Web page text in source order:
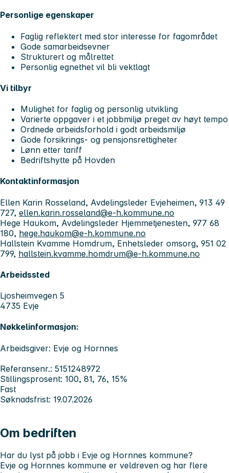
Personlige egenskaper
Faglig reflektert med stor interesse for fagområdet
Gode samarbeidsevner
Strukturert og målrettet
Personlig egnethet vil bli vektlagt
Vi tilbyr
Mulighet for faglig og personlig utvikling
Varierte oppgaver i et jobbmiljø preget av høyt tempo
Ordnede arbeidsforhold i godt arbeidsmiljø
Gode forsikrings- og pensjonsrettigheter
Lønn etter tariff
Bedriftshytte på Hovden
Kontaktinformasjon
Ellen Karin Rosseland, Avdelingsleder Evjeheimen, 913 49
727, ellen.karin.rosseland@e-h.kommune.no
Hege Haukom, Avdelingsleder Hjemmetjenesten, 977 68
180, hege.haukom@e-h.kommune.no
Hallstein Kvamme Homdrum, Enhetsleder omsorg, 951 02
799, hallstein.kvamme.homdrum@e-h.kommune.no
Arbeidssted
Ljosheimvegen 5
4735 Evje
Nøkkelinformasjon:
Arbeidsgiver: Evje og Hornnes
Referansenr.: 5151248972
Stillingsprosent: 100, 81, 76, 15%
Fast
Søknadsfrist: 19.07.2026
Om bedriften
Har du lyst på jobb i Evje og Hornnes kommune?
Evje og Hornnes kommune er veldreven og har flere